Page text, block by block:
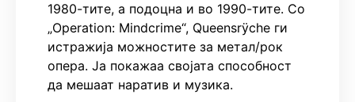
1980-тите, а подоцна и во 1990-тите. Со
„Operation: Mindcrime“, Queensrÿche ги
истражија можностите за метал/рок
опера. Ја покажаа својата способност
да мешаат наратив и музика.